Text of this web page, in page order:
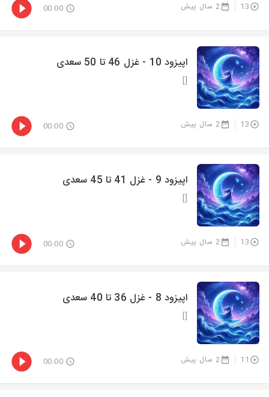
13 2 سال پیش 00:00
اپیزود 10 - غزل 46 تا 50 سعدی
[]
13 2 سال پیش 00:00
اپیزود 9 - غزل 41 تا 45 سعدی
[]
13 2 سال پیش 00:00
اپیزود 8 - غزل 36 تا 40 سعدی
[]
11 2 سال پیش 00:00